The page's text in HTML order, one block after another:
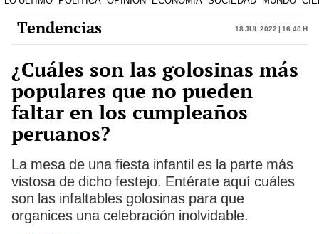
Tendencias 18 Jul 2022 | 16:40 h
¿Cuáles son las golosinas más
populares que no pueden
faltar en los cumpleaños
peruanos?
La mesa de una fiesta infantil es la parte más
vistosa de dicho festejo. Entérate aquí cuáles
son las infaltables golosinas para que
organices una celebración inolvidable.